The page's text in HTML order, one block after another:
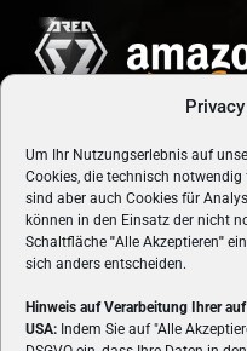
Um Ihr Nutzungserlebnis auf
Cookies, die technisch
sind aber auch Cookies für
können in den Einsatz der nicht
Schaltfläche "Alle Akzeptieren"
sich anders entscheiden.
Hinweis auf Verarbeitung Ihrer
USA: Indem Sie auf "Alle